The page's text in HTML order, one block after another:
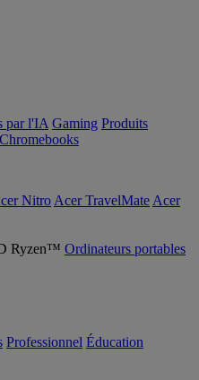
par l'IA Gaming Produits
Chromebooks
Nitro Acer TravelMate Acer
Ordinateurs portables
Professionnel Éducation